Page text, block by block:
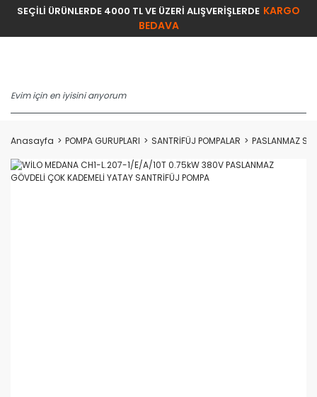
SEÇİLİ ÜRÜNLERDE 4000 TL VE ÜZERİ ALIŞVERİŞLERDE KARGO
BEDAVA
Anasayfa POMPA GURUPLARI SANTRİFÜJ POMPALAR PASLANMAZ